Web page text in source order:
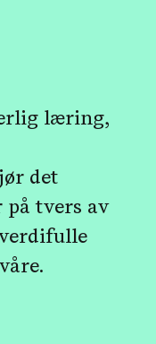
læring,
det
på tvers av